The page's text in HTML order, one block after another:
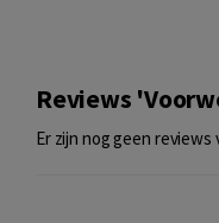
Reviews
Er zijn nog geen